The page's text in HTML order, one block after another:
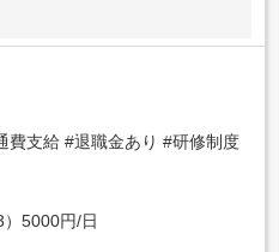
費支給 #退職金あり #研修制度
5000円/日